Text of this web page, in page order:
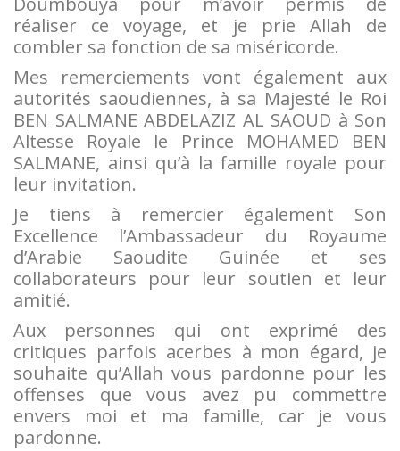
réaliser ce voyage, et je prie Allah de
combler sa fonction de sa miséricorde.
Mes remerciements vont également aux
autorités saoudiennes, à sa Majesté le Roi
BEN SALMANE ABDELAZIZ AL SAOUD à Son
Altesse Royale le Prince MOHAMED BEN
SALMANE, ainsi qu’à la famille royale pour
leur invitation.
Je tiens à remercier également Son
Excellence l’Ambassadeur du Royaume
d’Arabie Saoudite Guinée et ses
collaborateurs pour leur soutien et leur
amitié.
Aux personnes qui ont exprimé des
critiques parfois acerbes à mon égard, je
souhaite qu’Allah vous pardonne pour les
offenses que vous avez pu commettre
envers moi et ma famille, car je vous
pardonne.